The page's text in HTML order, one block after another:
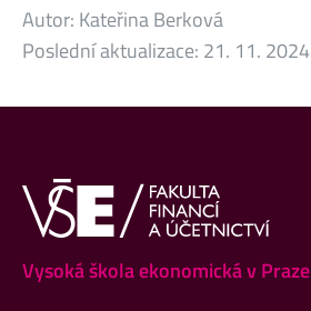
Autor: Kateřina Berková
Poslední aktualizace: 21. 11. 2024
Vysoká škola ekonomická v Praze